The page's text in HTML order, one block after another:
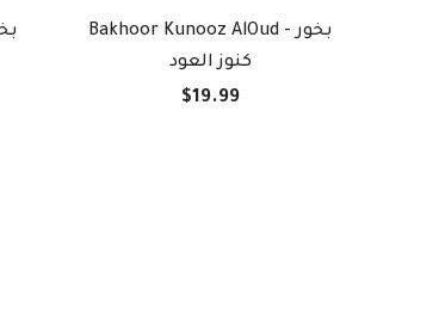
Bakhoor Kunooz AlOud - بخور
كنوز العود
$19.99